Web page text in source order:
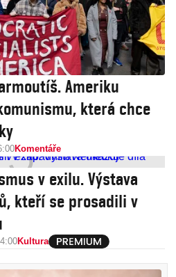
Ameriku
která chce
Komentáře
v exilu. Výstava
kteří se prosadili v
Kultura